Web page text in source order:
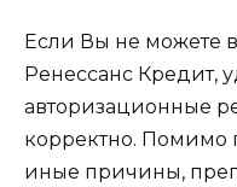
Если Вы не можете
Ренессанс Кредит,
авторизационные
корректно. Помимо
иные причины,